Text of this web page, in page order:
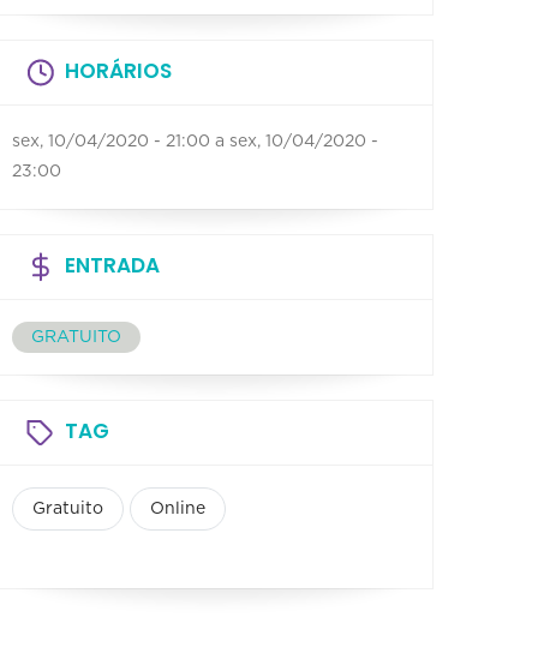
HORÁRIOS
sex, 10/04/2020 - 21:00 a sex, 10/04/2020 -
23:00
ENTRADA
GRATUITO
TAG
Gratuito Online